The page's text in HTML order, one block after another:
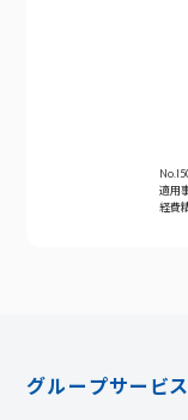
適用
経費
グループサービス